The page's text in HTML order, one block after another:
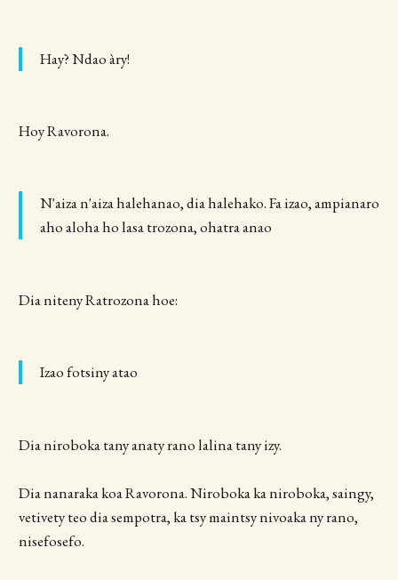
Hay? Ndao àry!
Hoy Ravorona.
N'aiza n'aiza halehanao, dia halehako. Fa izao, ampianaro
aho aloha ho lasa trozona, ohatra anao
Dia niteny Ratrozona hoe:
Izao fotsiny atao
Dia niroboka tany anaty rano lalina tany izy.
Dia nanaraka koa Ravorona. Niroboka ka niroboka, saingy,
vetivety teo dia sempotra, ka tsy maintsy nivoaka ny rano,
nisefosefo.